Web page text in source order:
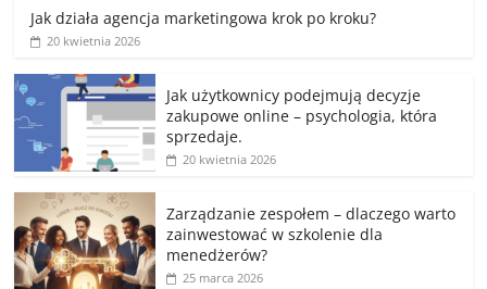
Jak działa agencja marketingowa krok po kroku?
20 kwietnia 2026
Jak użytkownicy podejmują decyzje
zakupowe online – psychologia, która
sprzedaje.
20 kwietnia 2026
Zarządzanie zespołem – dlaczego warto
zainwestować w szkolenie dla
menedżerów?
25 marca 2026